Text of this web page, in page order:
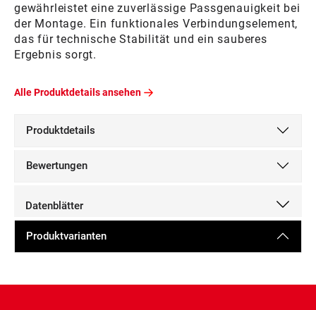
gewährleistet eine zuverlässige Passgenauigkeit bei
der Montage. Ein funktionales Verbindungselement,
das für technische Stabilität und ein sauberes
Ergebnis sorgt.
Alle Produktdetails ansehen
Produktdetails
Bewertungen
Datenblätter
Produktvarianten